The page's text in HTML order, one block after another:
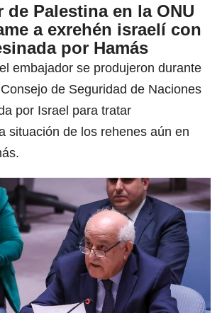
de Palestina en la ONU
a exrehén israelí con
por Hamás
embajador se produjeron durante
de Seguridad de Naciones
por Israel para tratar
situación de los rehenes aún en